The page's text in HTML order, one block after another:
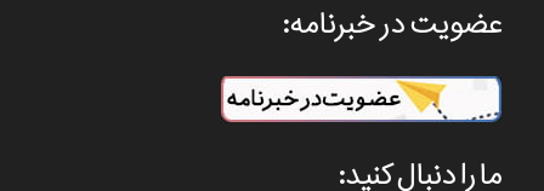
عضویت در خبرنامه:
ما را دنبال کنید: